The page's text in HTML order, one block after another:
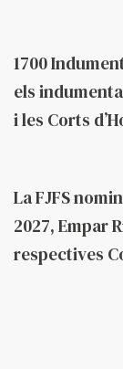
1700
els
i les Corts
La FJFS
2027, Empar
respectives